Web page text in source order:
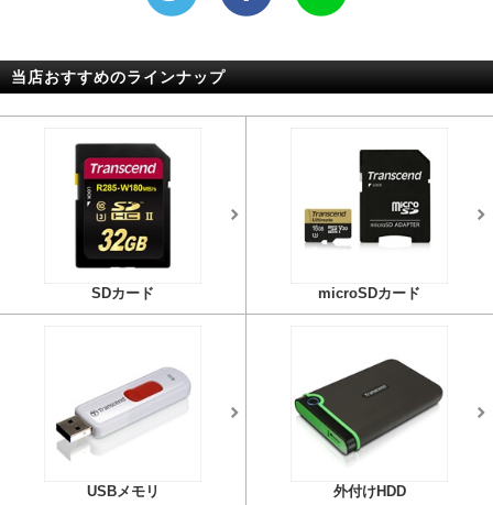
当店おすすめのラインナップ
SDカード microSDカード
USBメモリ 外付けHDD